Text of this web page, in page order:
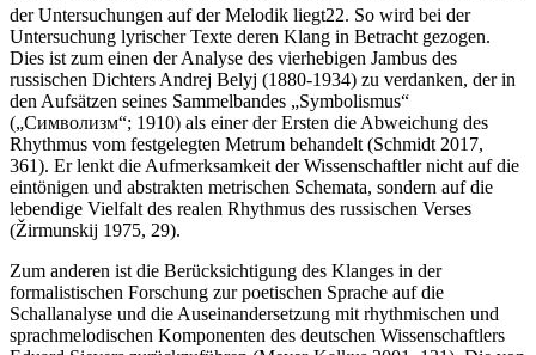
der Untersuchungen auf der Melodik liegt22. So wird bei der
Untersuchung lyrischer Texte deren Klang in Betracht gezogen.
Dies ist zum einen der Analyse des vierhebigen Jambus des
russischen Dichters Andrej Belyj (1880-1934) zu verdanken, der in
den Aufsätzen seines Sammelbandes „Symbolismus“
(„Символизм“; 1910) als einer der Ersten die Abweichung des
Rhythmus vom festgelegten Metrum behandelt (Schmidt 2017,
361). Er lenkt die Aufmerksamkeit der Wissenschaftler nicht auf die
eintönigen und abstrakten metrischen Schemata, sondern auf die
lebendige Vielfalt des realen Rhythmus des russischen Verses
(Žirmunskij 1975, 29).
Zum anderen ist die Berücksichtigung des Klanges in der
formalistischen Forschung zur poetischen Sprache auf die
Schallanalyse und die Auseinandersetzung mit rhythmischen und
sprachmelodischen Komponenten des deutschen Wissenschaftlers